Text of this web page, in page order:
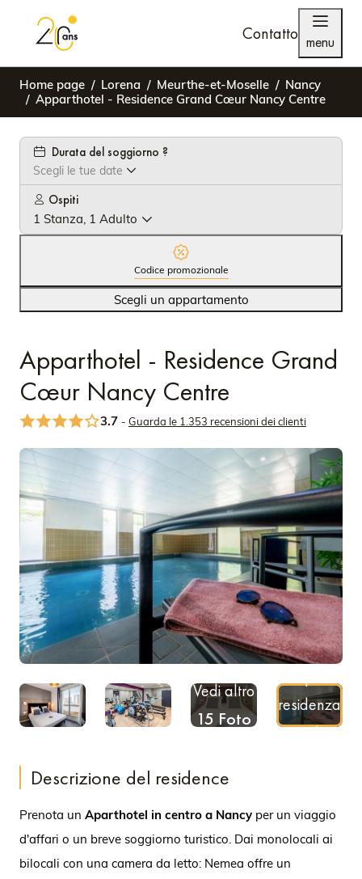
Contatto menu
Home page Lorena Meurthe-et-Moselle
Nancy
Apparthotel - Residence Grand Cœur Nancy Centre
Durata del soggiorno ?
Scegli le tue date
Ospiti
1 Stanza, 1 Adulto
Codice promozionale
Scegli un appartamento
Apparthotel - Residence Grand
Cœur Nancy Centre
3.7 - Guarda le 1.353 recensioni dei clienti
Vedi altro
15 Foto
residenza
in video
Descrizione del residence
Prenota un Aparthotel in centro a Nancy per un viaggio
d'affari o un breve soggiorno turistico. Dai monolocali ai
bilocali con una camera da letto: Nemea offre un